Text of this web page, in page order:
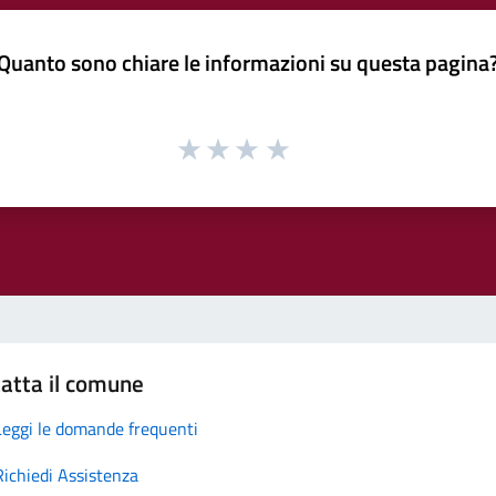
sono chiare le informazioni su questa
il comune
le domande frequenti
Assistenza